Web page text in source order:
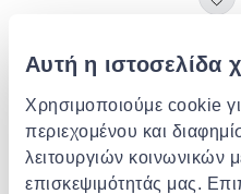
Αυτή η ιστοσελίδα
Χρησιμοποιούμε cookie
περιεχομένου και
λειτουργιών κοινωνικών
επισκεψιμότητάς μας.